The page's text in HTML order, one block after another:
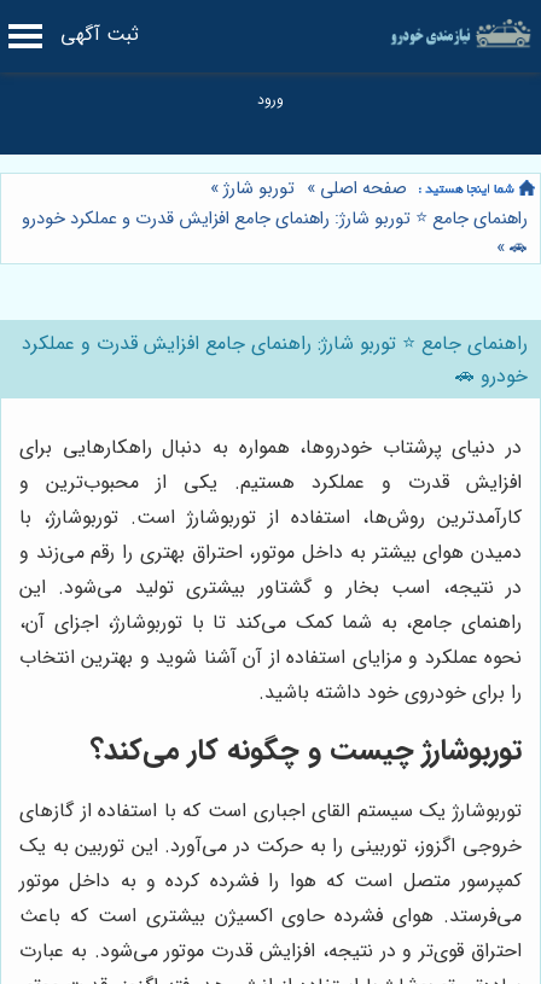
ثبت آگهی
صفحه اصلی » توربو شارژ»
راهنمای جامع ⭐️ توربو شارژ: راهنمای جامع افزایش قدرت و عملکرد خودرو
🚗
»
راهنمای جامع ⭐️ توربو شارژ: راهنمای جامع افزایش قدرت و عملکرد
خودرو 🚗
در دنیای پرشتاب خودروها، همواره به دنبال راهکارهایی برای
افزایش قدرت و عملکرد هستیم. یکی از محبوب‌ترین و
کارآمدترین روش‌ها، استفاده از توربوشارژ است. توربوشارژ، با
دمیدن هوای بیشتر به داخل موتور، احتراق بهتری را رقم می‌زند و
در نتیجه، اسب بخار و گشتاور بیشتری تولید می‌شود. این
راهنمای جامع، به شما کمک می‌کند تا با توربوشارژ، اجزای آن،
نحوه عملکرد و مزایای استفاده از آن آشنا شوید و بهترین انتخاب
را برای خودروی خود داشته باشید.
توربوشارژ چیست و چگونه کار می‌کند؟
توربوشارژ یک سیستم القای اجباری است که با استفاده از گازهای
خروجی اگزوز، توربینی را به حرکت در می‌آورد. این توربین به یک
کمپرسور متصل است که هوا را فشرده کرده و به داخل موتور
می‌فرستد. هوای فشرده حاوی اکسیژن بیشتری است که باعث
احتراق قوی‌تر و در نتیجه، افزایش قدرت موتور می‌شود. به عبارت